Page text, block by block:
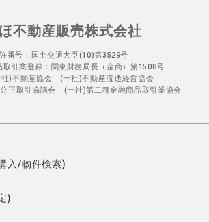
不動産販売株式会社
番号：国土交通大臣(10)第3529号
取引業登録：関東財務局長（金商）第1508号
社)不動産協会 (一社)不動産流通経営協会
正取引協議会 (一社)第二種金融商品取引業協会
入/物件検索)
)